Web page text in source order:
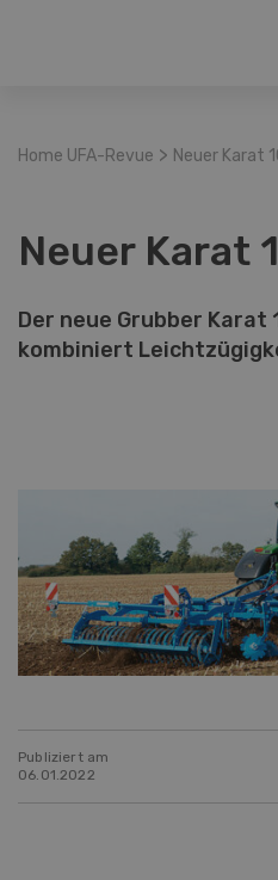
Home UFA-Revue > Neuer Karat
Neuer Karat
Der neue Grubber Karat
kombiniert
Publiziert am
06.01.2022